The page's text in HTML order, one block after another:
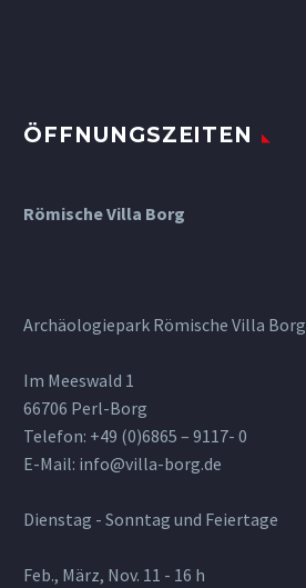
ÖFFNUNGSZEITEN
Römische Villa Borg
Archäologiepark Römische Villa Borg
Im Meeswald 1
66706 Perl-Borg
Telefon: +49 (0)6865 – 9117- 0
E-Mail: info@villa-borg.de
Dienstag - Sonntag und Feiertage
Feb., März, Nov. 11 - 16 h